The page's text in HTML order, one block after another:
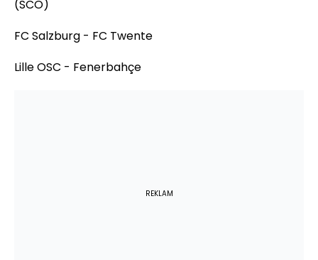
(SCO)
FC Salzburg - FC Twente
Lille OSC - Fenerbahçe
REKLAM